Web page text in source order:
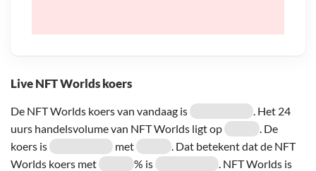
Live NFT Worlds koers
De NFT Worlds koers van vandaag is
. Het 24
uurs handelsvolume van NFT Worlds ligt op
. De
koers is
met
. Dat betekent dat de NFT
Worlds koers met
% is
. NFT Worlds is